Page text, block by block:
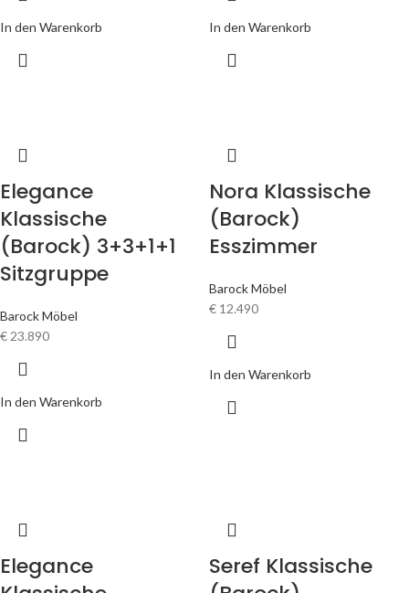
In den Warenkorb In den Warenkorb
Elegance
Klassische
(Barock) 3+3+1+1
Sitzgruppe
Barock Möbel
€23.890
In den Warenkorb
Nora Klassische
(Barock)
Esszimmer
Barock Möbel
€ 12.490
In den Warenkorb
Elegance
Seref Klassische